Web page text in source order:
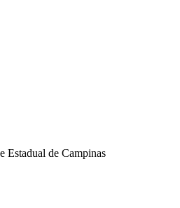
Estadual de Campinas